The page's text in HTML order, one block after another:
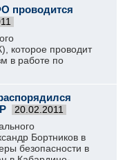
проводится
которое проводит
в работе по
20.02.2011
Бортников в
безопасности в